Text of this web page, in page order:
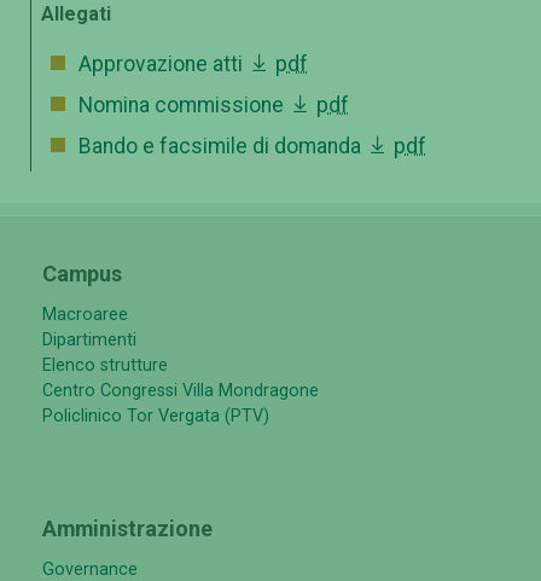
Allegati
Approvazione atti
pdf
Nomina commissione
pdf
Bando e facsimile di domanda
pdf
Campus
Macroaree
Dipartimenti
Elenco strutture
Centro Congressi Villa Mondragone
Policlinico Tor Vergata (PTV)
Amministrazione
Governance